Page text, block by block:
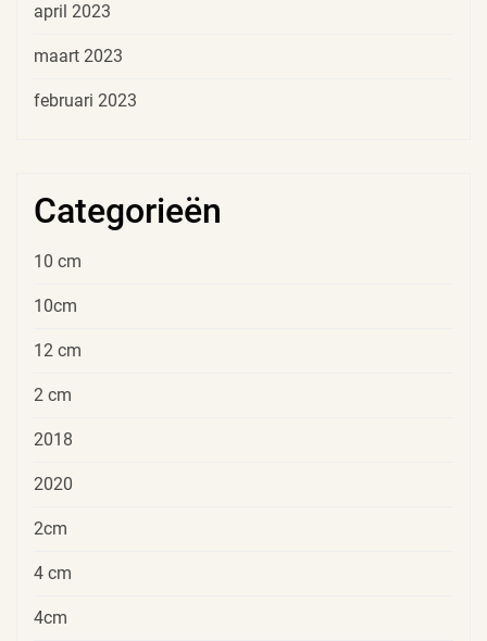
april 2023
maart 2023
februari 2023
Categorieën
10 cm
10cm
12 cm
2 cm
2018
2020
2cm
4 cm
4cm